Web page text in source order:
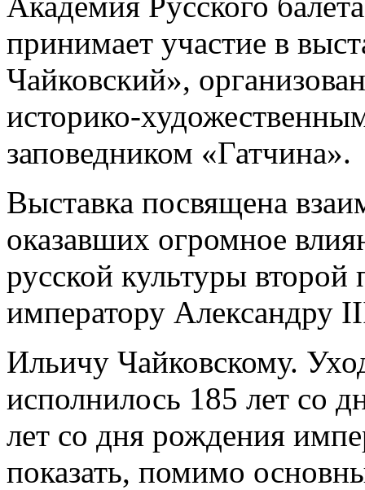
принимает участие в
Чайковский»,
историко-
заповедником «Гатчина».
Выставка посвящена
оказавших огромное
русской культуры
императору Александру
Ильичу Чайковскому.
исполнилось 185 лет со
лет со дня рождения
показать, помимо